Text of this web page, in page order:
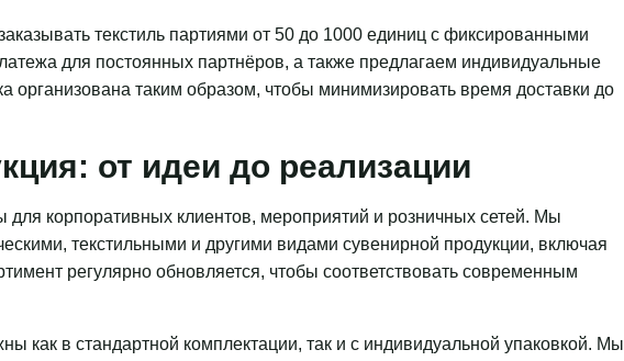
текстиль партиями от 50 до 1000 единиц с фиксированными
для постоянных партнёров, а также предлагаем индивидуальные
организована таким образом, чтобы минимизировать время доставки до
от идеи до реализации
корпоративных клиентов, мероприятий и розничных сетей. Мы
текстильными и другими видами сувенирной продукции, включая
регулярно обновляется, чтобы соответствовать современным
как в стандартной комплектации, так и с индивидуальной упаковкой. Мы